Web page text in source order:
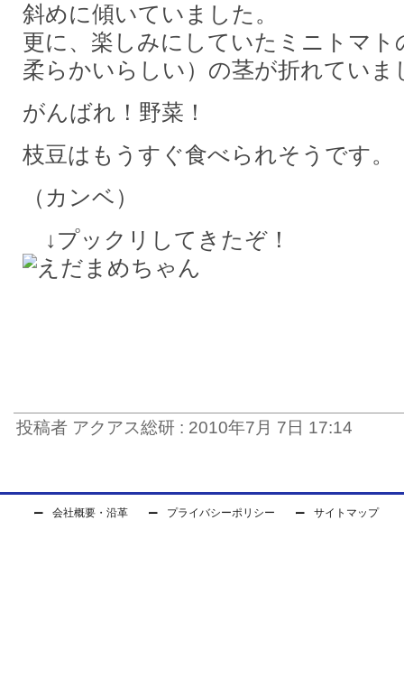
斜めに傾いていました。
更に、楽しみにしていたミニトマト
柔らかいらしい）の茎が折れていま
がんばれ！野菜！
枝豆はもうすぐ食べられそうです。
（カンベ）
↓プックリしてきたぞ！
投稿者 アクアス総研 : 2010年7月 7日 17:14
会社概要・沿革 プライバシーポリシー サイトマップ